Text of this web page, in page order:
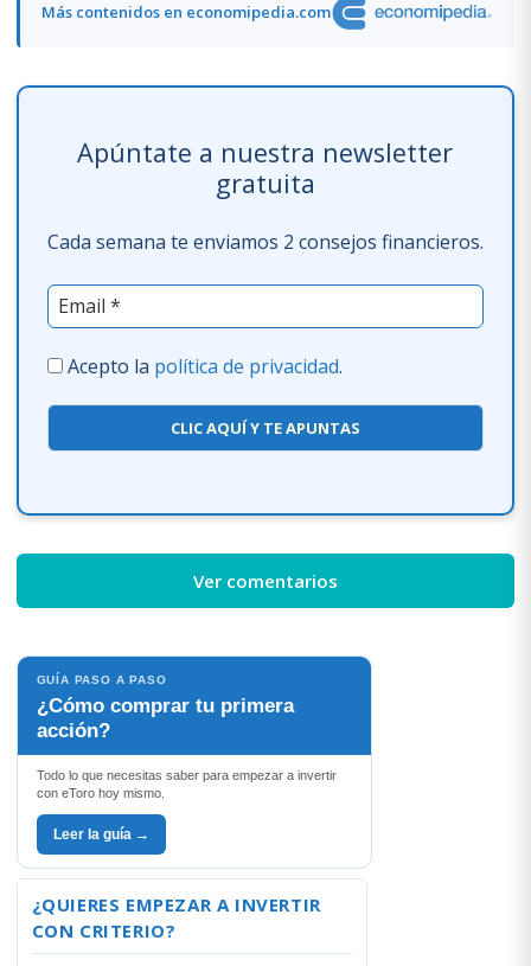
Más contenidos en economipedia.com
Apúntate a nuestra newsletter
gratuita
Cada semana te enviamos 2 consejos financieros.
Acepto la política de privacidad.
CLIC AQUÍ Y TE APUNTAS
Ver comentarios
GUÍA PASO A PASO
¿Cómo comprar tu primera
acción?
Todo lo que necesitas saber para empezar a invertir
con eToro hoy mismo.
Leer la guía →
¿QUIERES EMPEZAR A INVERTIR
CON CRITERIO?